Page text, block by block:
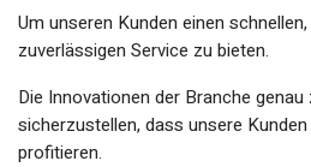
Um unseren Kunden einen
zuverlässigen Service zu bieten.
Die Innovationen der Branche
sicherzustellen, dass unsere
profitieren.